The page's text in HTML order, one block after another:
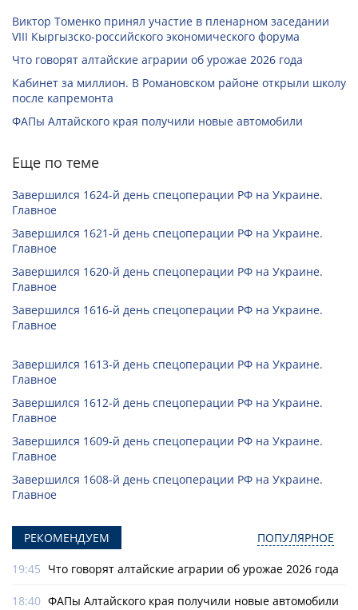
Виктор Томенко принял участие в пленарном заседании
VIII Кыргызско-российского экономического форума
Что говорят алтайские аграрии об урожае 2026 года
Кабинет за миллион. В Романовском районе открыли школу
после капремонта
ФАПы Алтайского края получили новые автомобили
Еще по теме
Завершился 1624-й день спецоперации РФ на Украине.
Главное
Завершился 1621-й день спецоперации РФ на Украине.
Главное
Завершился 1620-й день спецоперации РФ на Украине.
Главное
Завершился 1616-й день спецоперации РФ на Украине.
Главное
Завершился 1613-й день спецоперации РФ на Украине.
Главное
Завершился 1612-й день спецоперации РФ на Украине.
Главное
Завершился 1609-й день спецоперации РФ на Украине.
Главное
Завершился 1608-й день спецоперации РФ на Украине.
Главное
РЕКОМЕНДУЕМ ПОПУЛЯРНОЕ
19:45 Что говорят алтайские аграрии об урожае 2026 года
18:40 ФАПы Алтайского края получили новые автомобили